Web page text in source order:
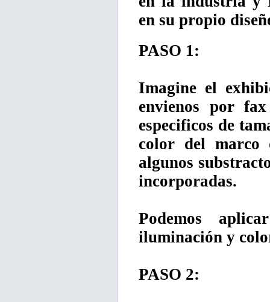
en su propio
PASO 1:
Imagine el
envienos por
especificos de
color del marco
algunos
incorporadas.
Podemos
iluminación y
PASO 2: